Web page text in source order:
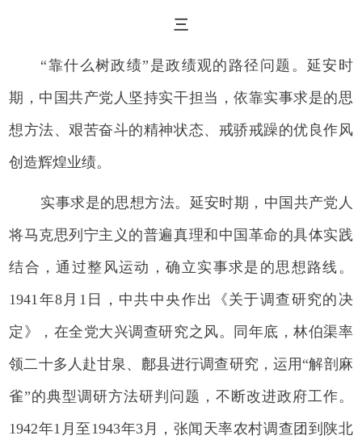
三
“靠什么树政绩”是政绩观的路径问题。延安时
期，中国共产党人坚持实干担当，依靠实事求是的思
想方法、艰苦奋斗的精神状态、戒骄戒躁的优良作风
创造辉煌业绩。
实事求是的思想方法。延安时期，中国共产党人
将马克思列宁主义的普遍真理和中国革命的具体实践
结合，通过整风运动，确立实事求是的思想路线。
1941年8月1日，中共中央作出《关于调查研究的决
定》，在全党大兴调查研究之风。同年底，林伯渠率
领二十多人赴甘泉、鄜县进行调查研究，运用“解剖麻
雀”的典型调研方法研判问题，不断改进政府工作。
1942年1月至1943年3月，张闻天率农村调查团到陕北